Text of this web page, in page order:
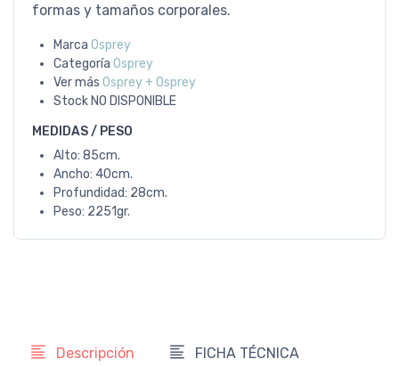
formas y tamaños corporales.
Marca Osprey
Categoría Osprey
Ver más Osprey + Osprey
Stock NO DISPONIBLE
MEDIDAS / PESO
Alto: 85cm.
Ancho: 40cm.
Profundidad: 28cm.
Peso: 2251gr.
Descripción FICHA TÉCNICA